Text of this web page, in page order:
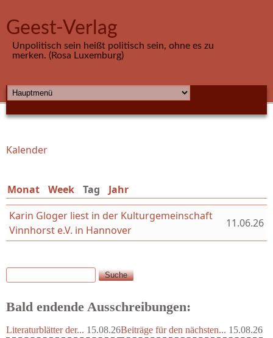
Geest-Verlag
Unpolitisch sein heißt politisch sein, ohne es zu
merken. (Rosa Luxemburg)
HAUPTMENÜ
Sie sind hier
Kalender
Monat Week Tag (aktiver Reiter)
Jahr
Karin Gloger liest in der Kulturgemeinschaft
Vinnhorst e.V. in Hannover
11.06.26
Suchformular
Suche
Bald endende Ausschreibungen:
Literaturblätter der... 15.08.26Beiträge für den nächsten... 15.08.26